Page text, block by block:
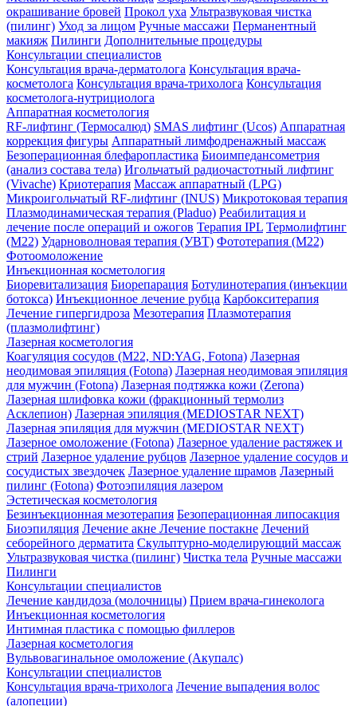
окрашивание бровей Прокол уха Ультразвуковая чистка
(пилинг) Уход за лицом Ручные массажи Перманентный
макияж Пилинги Дополнительные процедуры
Консультации специалистов
Консультация врача-дерматолога Консультация врача-
косметолога Консультация врача-трихолога Консультация
косметолога-нутрициолога
Аппаратная косметология
RF-лифтинг (Термосалюд) SMAS лифтинг (Ucos) Аппаратная
коррекция фигуры Аппаратный лимфодренажный массаж
Безоперационная блефаропластика Биоимпедансометрия
(анализ состава тела) Игольчатый радиочастотный лифтинг
(Vivache) Криотерапия Массаж аппаратный (LPG)
Микроигольчатый RF-лифтинг (INUS) Микротоковая терапия
Плазмодинамическая терапия (Pladuo) Реабилитация и
лечение после операций и ожогов Терапия IPL Термолифтинг
(M22) Ударноволновая терапия (УВТ) Фототерапия (М22)
Фотоомоложение
Инъекционная косметология
Биоревитализация Биорепарация Ботулинотерапия (инъекции
ботокса) Инъекционное лечение рубца Карбокситерапия
Лечение гипергидроза Мезотерапия Плазмотерапия
(плазмолифтинг)
Лазерная косметология
Коагуляция сосудов (М22, ND:YAG, Fotona) Лазерная
неодимовая эпиляция (Fotona) Лазерная неодимовая эпиляция
для мужчин (Fotona) Лазерная подтяжка кожи (Zerona)
Лазерная шлифовка кожи (фракционный термолиз
Асклепион) Лазерная эпиляция (MEDIOSTAR NEXT)
Лазерная эпиляция для мужчин (MEDIOSTAR NEXT)
Лазерное омоложение (Fotona) Лазерное удаление растяжек и
стрий Лазерное удаление рубцов Лазерное удаление сосудов и
сосудистых звездочек Лазерное удаление шрамов Лазерный
пилинг (Fotona) Фотоэпиляция лазером
Эстетическая косметология
Безинъекционная мезотерапия Безоперационная липосакция
Биоэпиляция Лечение акне Лечение постакне Лечений
себорейного дерматита Скульптурно-моделирующий массаж
Ультразвуковая чистка (пилинг) Чистка тела Ручные массажи
Пилинги
Консультации специалистов
Лечение кандидоза (молочницы) Прием врача-гинеколога
Инъекционная косметология
Интимная пластика с помощью филлеров
Лазерная косметология
Вульвовагинальное омоложение (Акупалс)
Консультации специалистов
Консультация врача-трихолога Лечение выпадения волос
(алопеции)